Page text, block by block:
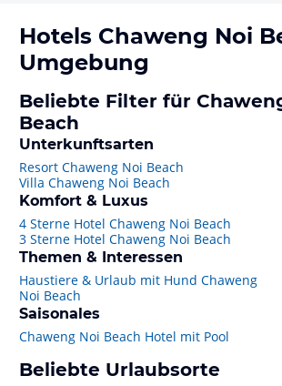
Hotels Chaweng Noi
Umgebung
Beliebte Filter für
Beach
Unterkunftsarten
Resort Chaweng Noi Beach
Villa Chaweng Noi Beach
Komfort & Luxus
4 Sterne Hotel Chaweng Noi Beach
3 Sterne Hotel Chaweng Noi Beach
Themen & Interessen
Haustiere & Urlaub mit Hund Chaweng
Noi Beach
Saisonales
Chaweng Noi Beach Hotel mit Pool
Beliebte Urlaubsorte